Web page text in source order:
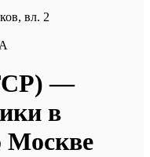
вл. 2
—
в
Москве